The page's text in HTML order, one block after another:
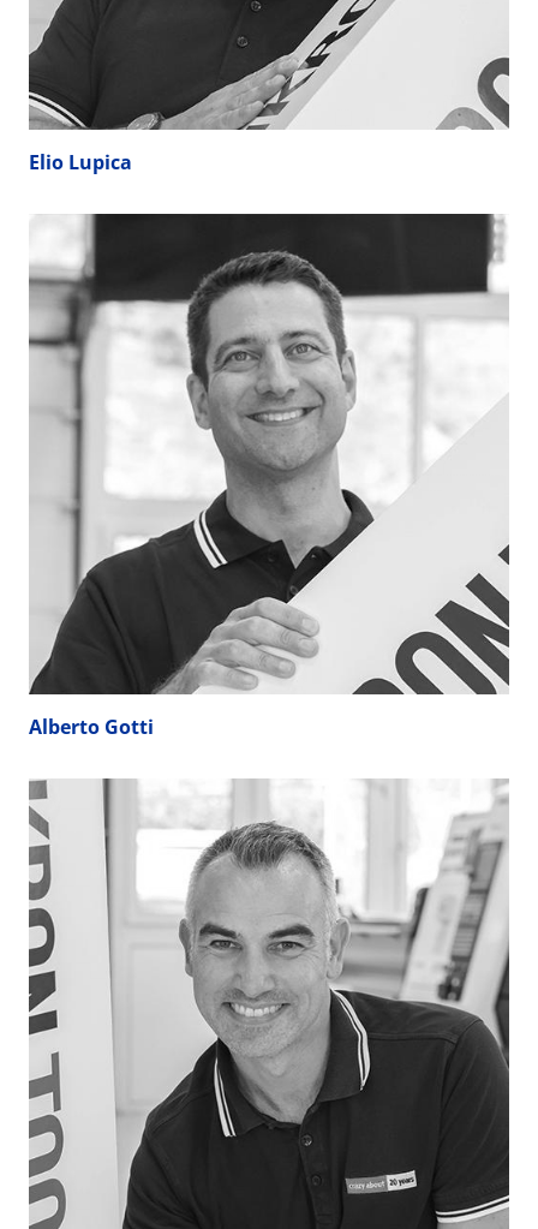
Elio Lupica
Alberto Gotti